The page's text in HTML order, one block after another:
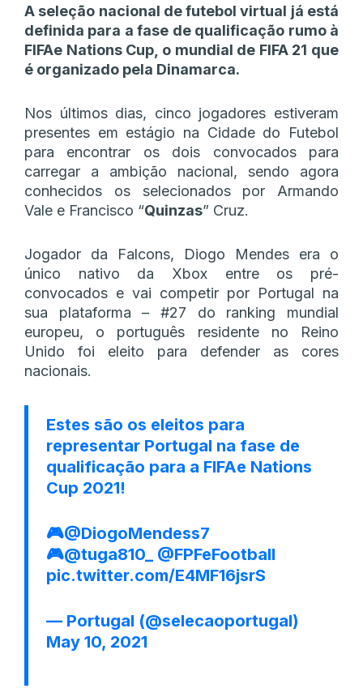
A seleção nacional de futebol virtual já está
definida para a fase de qualificação rumo à
FIFAe Nations Cup, o mundial de FIFA 21 que
é organizado pela Dinamarca.
Nos últimos dias, cinco jogadores estiveram
presentes em estágio na Cidade do Futebol
para encontrar os dois convocados para
carregar a ambição nacional, sendo agora
conhecidos os selecionados por Armando
Vale e Francisco “Quinzas” Cruz.
Jogador da Falcons, Diogo Mendes era o
único nativo da Xbox entre os pré-
convocados e vai competir por Portugal na
sua plataforma – #27 do ranking mundial
europeu, o português residente no Reino
Unido foi eleito para defender as cores
nacionais.
Estes são os eleitos para
representar Portugal na fase de
qualificação para a FIFAe Nations
Cup 2021!
🎮@DiogoMendess7
🎮@tuga810_
@FPFeFootball
pic.twitter.com/E4MF16jsrS
— Portugal (@selecaoportugal)
May 10, 2021